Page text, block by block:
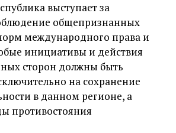
выступает за
общепризнанных
международного права и
инициативы и действия
сторон должны быть
на сохранение
в данном регионе, а
противостояния